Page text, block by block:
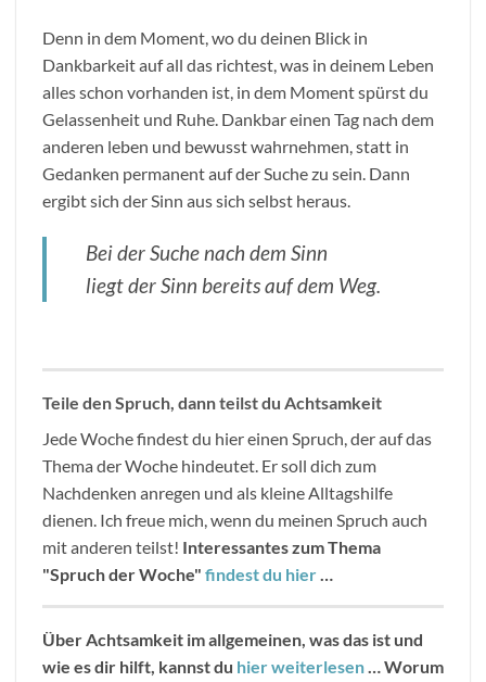
Denn in dem Moment, wo du deinen Blick in
Dankbarkeit auf all das richtest, was in deinem Leben
alles schon vorhanden ist, in dem Moment spürst du
Gelassenheit und Ruhe. Dankbar einen Tag nach dem
anderen leben und bewusst wahrnehmen, statt in
Gedanken permanent auf der Suche zu sein. Dann
ergibt sich der Sinn aus sich selbst heraus.
Bei der Suche nach dem Sinn
liegt der Sinn bereits auf dem Weg.
Teile den Spruch, dann teilst du Achtsamkeit
Jede Woche findest du hier einen Spruch, der auf das
Thema der Woche hindeutet. Er soll dich zum
Nachdenken anregen und als kleine Alltagshilfe
dienen. Ich freue mich, wenn du meinen Spruch auch
mit anderen teilst! Interessantes zum Thema
"Spruch der Woche" findest du hier…
Über Achtsamkeit im allgemeinen, was das ist und
wie es dir hilft, kannst du hier weiterlesen…Worum